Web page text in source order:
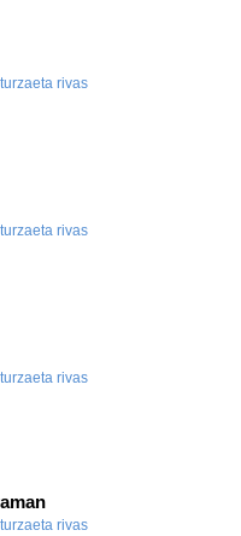
rivas-
rivas-
rivas-
rivas-